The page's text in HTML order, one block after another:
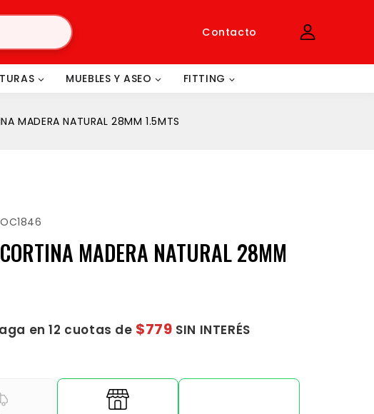
Contacto
MUEBLES Y ASEO FITTING
MADERA NATURAL 28MM 1.5MTS
MADERA NATURAL 28MM
en 12 cuotas de $779 SIN INTERÉS